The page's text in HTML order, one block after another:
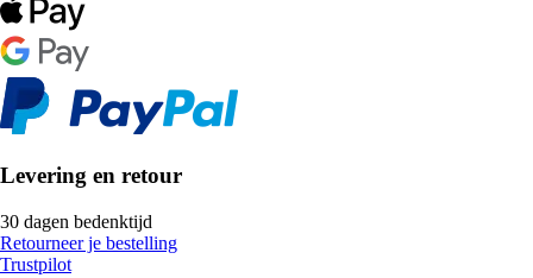
Levering en retour
30 dagen bedenktijd
Retourneer je bestelling
Trustpilot